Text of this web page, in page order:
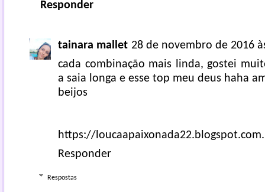
Responder
tainara mallet 28 de novembro de 2016
cada combinação mais linda, gostei
a saia longa e esse top meu deus haha
beijos
https://
Responder
Respostas